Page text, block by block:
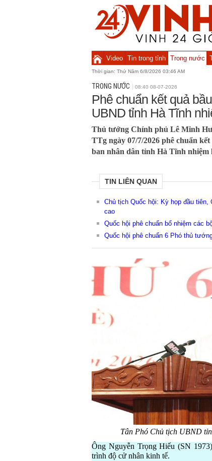
Video Tin trong tỉnh Trong nước
Thời gian: Thứ Năm 6/8/2026 03:46 AM
TRONG NƯỚC 08:40 08-07-2026
Phê chuẩn kết quả
UBND tỉnh Hà Tĩnh
Thủ tướng Chính phủ Lê Minh
TTg ngày 07/7/2026 phê chuẩn
ban nhân dân tỉnh Hà Tĩnh nhiệm
TIN LIÊN QUAN
Chủ tịch Quốc hội: Kỳ họp đầu tiên,
cao
Quốc hội phê chuẩn bổ nhiệm các
Quốc hội phê chuẩn 6 Phó thủ
Tân Phó Chủ tịch UBND
Ông Nguyễn Trọng Hiếu (SN
trình độ cử nhân kinh tế.